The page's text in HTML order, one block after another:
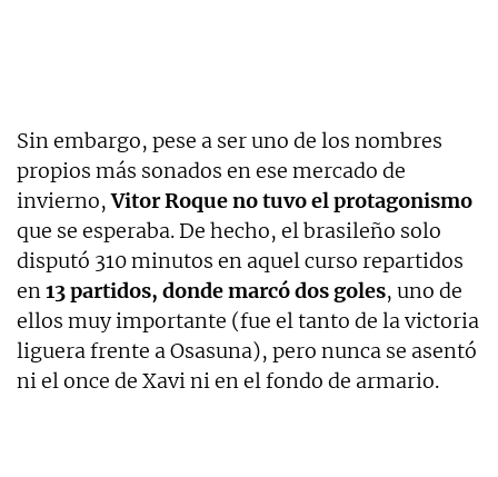
Sin embargo, pese a ser uno de los nombres
propios más sonados en ese mercado de
invierno,Vitor Roque no tuvo el protagonismo
que se esperaba. De hecho, el brasileño solo
disputó 310 minutos en aquel curso repartidos
en13 partidos, donde marcó dos goles, uno de
ellos muy importante (fue el tanto de la victoria
liguera frente a Osasuna), pero nunca se asentó
ni el once de Xavi ni en el fondo de armario.